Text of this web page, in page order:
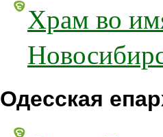
Храм во
Одесская